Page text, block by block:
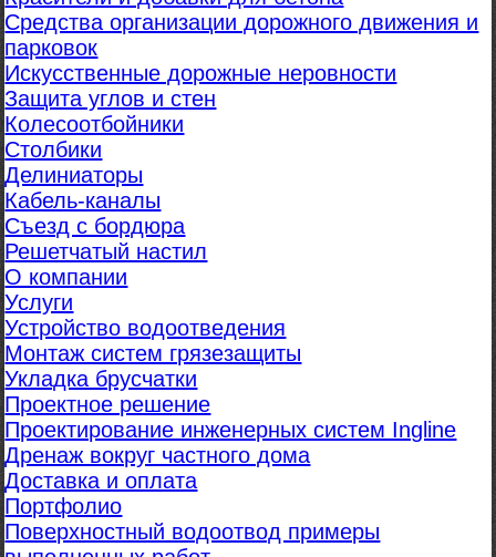
Средства организации дорожного движения и
парковок
Искусственные дорожные неровности
Защита углов и стен
Колесоотбойники
Столбики
Делиниаторы
Кабель-каналы
Съезд с бордюра
Решетчатый настил
О компании
Услуги
Устройство водоотведения
Монтаж систем грязезащиты
Укладка брусчатки
Проектное решение
Проектирование инженерных систем Ingline
Дренаж вокруг частного дома
Доставка и оплата
Портфолио
Поверхностный водоотвод примеры